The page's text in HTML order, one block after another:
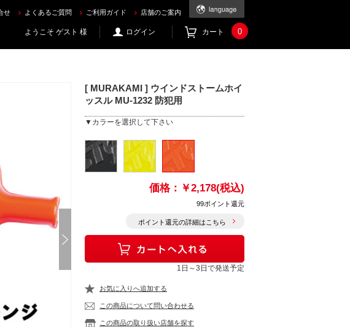
せ よくあるご質問 ご利用ガイド 店舗のご案内
ようこそ ゲスト 様 ログイン カート 0
[ MURAKAMI ] ウインドストームホイ
ッスル MU-1232 防犯用
▼カラーを選択して下さい
価格： ￥2,178(税込)
99ポイント還元
ポイント還元の詳細はこちら
1日～3日で発送予定
お気に入りへ追加する
この商品について問い合わせる
この商品の取り扱い店舗を探す